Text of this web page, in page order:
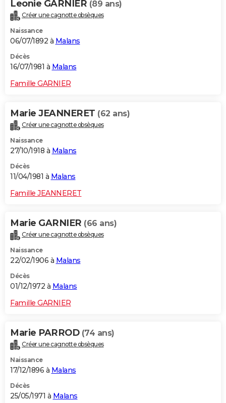
Leonie GARNIER (89 ans)
Créer une cagnotte obsèques
Naissance
06/07/1892 à Malans
Décès
16/07/1981 à Malans
Famille GARNIER
Marie JEANNERET (62 ans)
Créer une cagnotte obsèques
Naissance
27/10/1918 à Malans
Décès
11/04/1981 à Malans
Famille JEANNERET
Marie GARNIER (66 ans)
Créer une cagnotte obsèques
Naissance
22/02/1906 à Malans
Décès
01/12/1972 à Malans
Famille GARNIER
Marie PARROD (74 ans)
Créer une cagnotte obsèques
Naissance
17/12/1896 à Malans
Décès
25/05/1971 à Malans